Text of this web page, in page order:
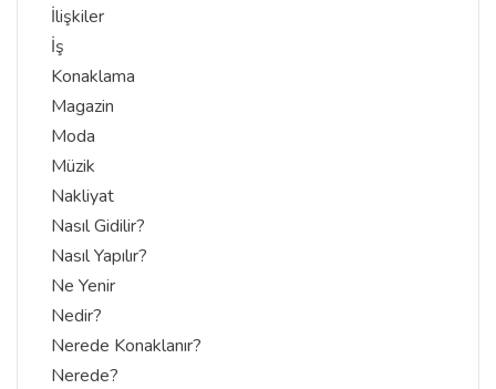
İlişkiler
İş
Konaklama
Magazin
Moda
Müzik
Nakliyat
Nasıl Gidilir?
Nasıl Yapılır?
Ne Yenir
Nedir?
Nerede Konaklanır?
Nerede?